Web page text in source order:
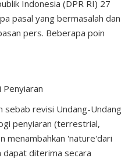
Indonesia (DPR RI) 27
pasal yang bermasalah dan
pers. Beberapa poin
sebab revisi Undang-Undang
penyiaran (terrestrial,
menambahkan 'nature'dari
dapat diterima secara